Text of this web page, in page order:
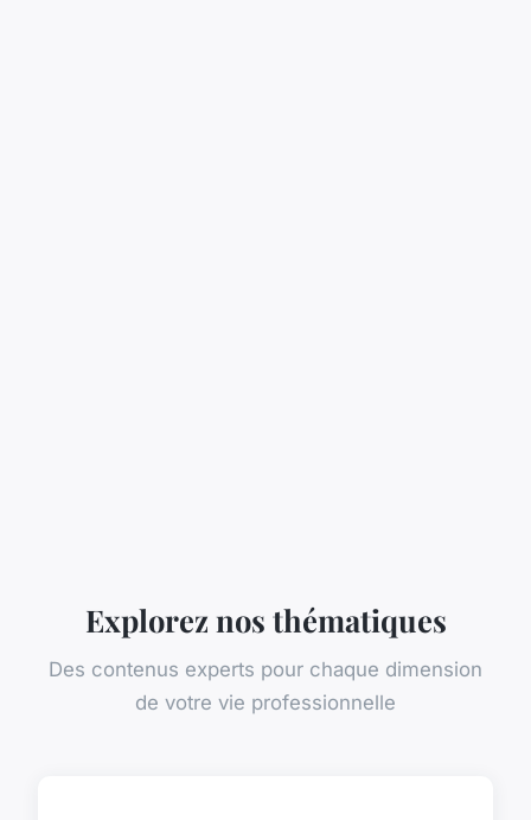
Explorez nos thématiques
Des contenus experts pour chaque dimension
de votre vie professionnelle